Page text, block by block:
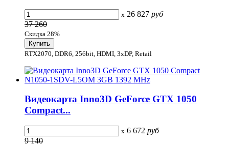
x 26 827 руб
37 260
Скидка 28%
RTX2070, DDR6, 256bit, HDMI, 3xDP, Retail
Видеокарта Inno3D GeForce GTX 1050
Compact...
x 6 672 руб
9 140